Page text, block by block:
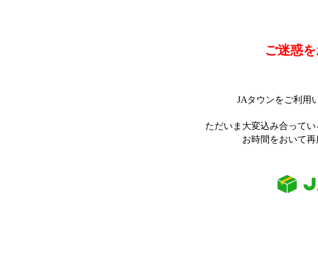
ご迷惑
JAタウンをご利用
ただいま大変込み合って
お時間をおいて